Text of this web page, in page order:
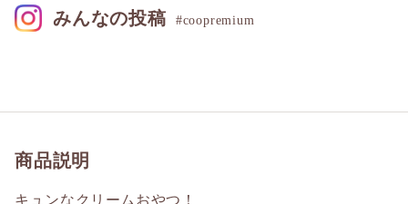
商品説明
キュンなクリームおやつ！
みんなの投稿 #coopremium